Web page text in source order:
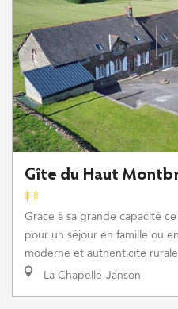
Gîte du Haut
Grace à sa grande capacité
pour un séjour en famille ou
moderne et authenticité
La Chapelle-Janson